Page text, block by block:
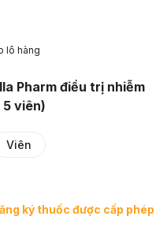
lô hàng
Pharm điều trị nhiễm
viên)
viên
ký thuốc được cấp phép